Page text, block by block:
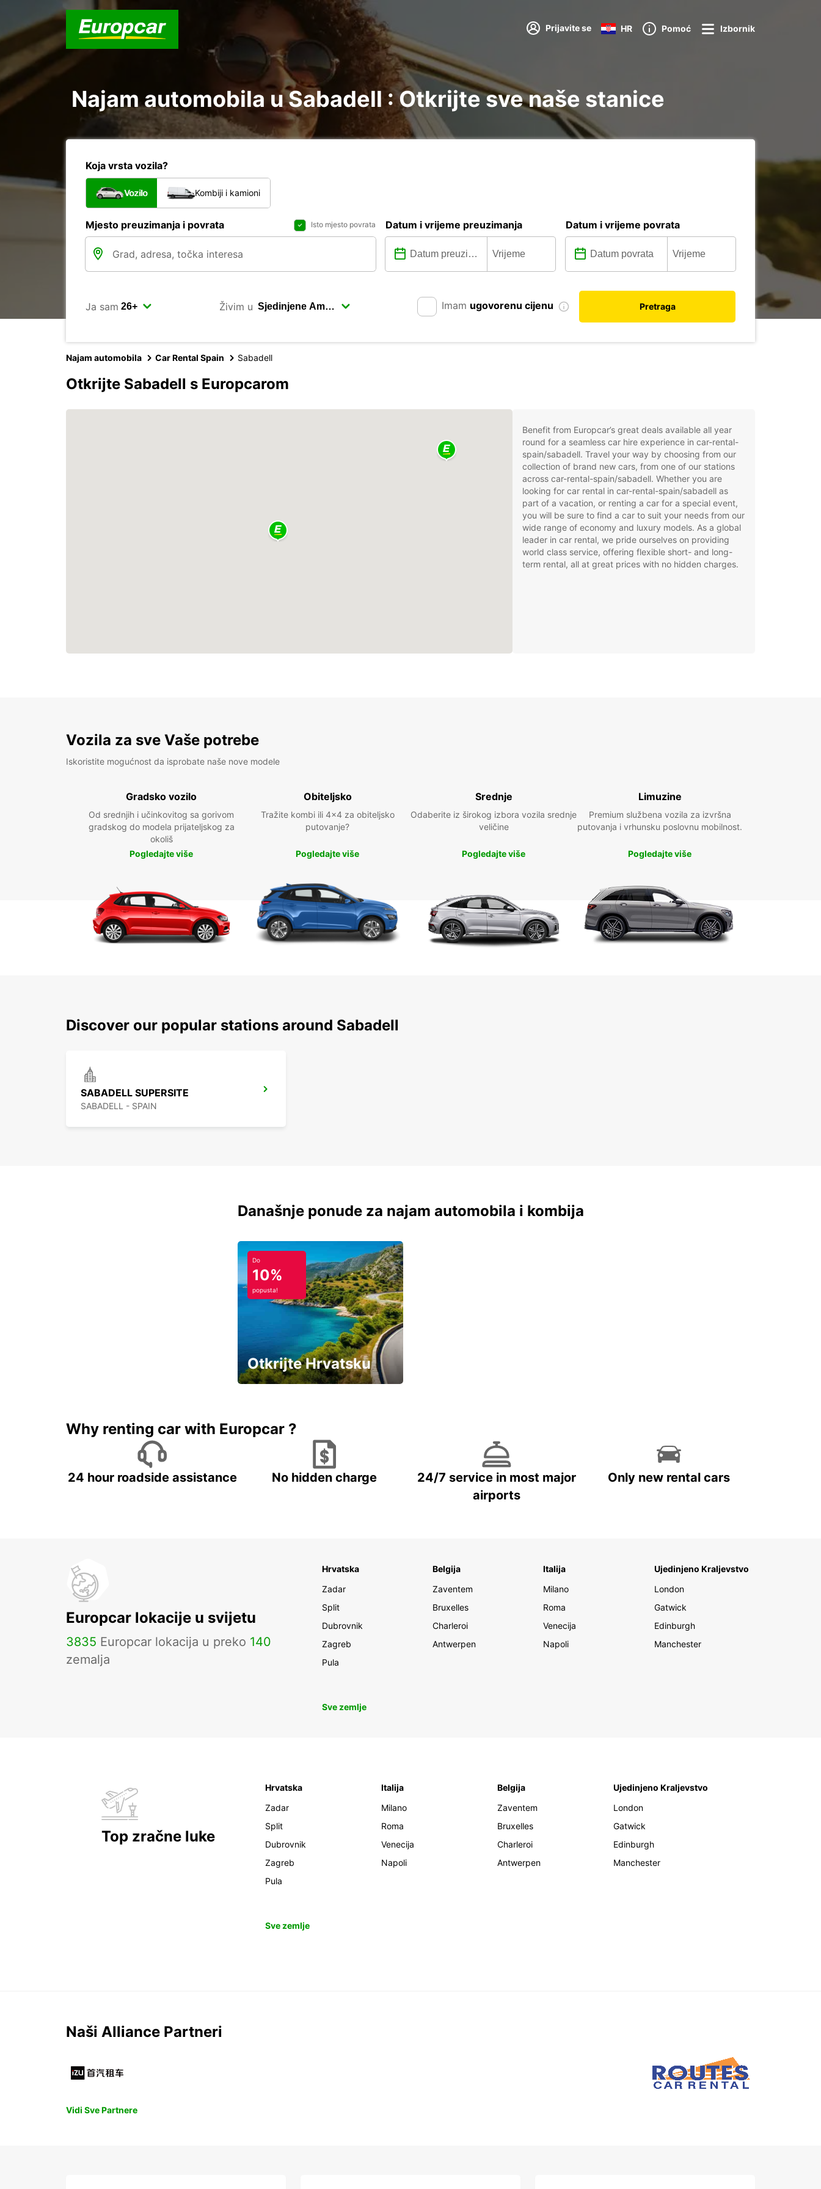
Prijavite se HR Pomoć Izbornik
Najam automobila u Sabadell : Otkrijte sve naše stanice
Koja vrsta vozila?
Vozilo Kombiji i kamioni
Mjesto preuzimanja i povrata Isto mjesto povrata Datum i vrijeme preuzimanja Datum i vrijeme povrata
Ja sam Živim u Imam ugovorenu cijenu Pretraga
Najam automobila Car Rental Spain Sabadell
Otkrijte Sabadell s Europcarom
Benefit from Europcar’s great deals available all year
round for a seamless car hire experience in car-rental-
spain/sabadell. Travel your way by choosing from our
collection of brand new cars, from one of our stations
across car-rental-spain/sabadell. Whether you are
looking for car rental in car-rental-spain/sabadell as
part of a vacation, or renting a car for a special event,
you will be sure to find a car to suit your needs from our
wide range of economy and luxury models. As a global
leader in car rental, we pride ourselves on providing
world class service, offering flexible short- and long-
term rental, all at great prices with no hidden charges.
Vozila za sve Vaše potrebe
Iskoristite mogućnost da isprobate naše nove modele
Gradsko vozilo
Od srednjih i učinkovitog sa gorivom
gradskog do modela prijateljskog za
okoliš
Pogledajte više
Obiteljsko
Tražite kombi ili 4x4 za obiteljsko
putovanje?
Pogledajte više
Srednje
Odaberite iz širokog izbora vozila srednje
veličine
Pogledajte više
Limuzine
Premium službena vozila za izvršna
putovanja i vrhunsku poslovnu mobilnost.
Pogledajte više
Discover our popular stations around Sabadell
SABADELL SUPERSITE
SABADELL - SPAIN
Današnje ponude za najam automobila i kombija
Do
10%
popusta!
Otkrijte Hrvatsku
Why renting car with Europcar ?
24 hour roadside assistance No hidden charge
24/7 service in most major
airports
Only new rental cars
Europcar lokacije u svijetu
3835 Europcar lokacija u preko 140
zemalja
Hrvatska
Zadar
Split
Dubrovnik
Zagreb
Pula
Belgija
Zaventem
Bruxelles
Charleroi
Antwerpen
Italija
Milano
Roma
Venecija
Napoli
Ujedinjeno Kraljevstvo
London
Gatwick
Edinburgh
Manchester
Sve zemlje
Top zračne luke
Hrvatska
Zadar
Split
Dubrovnik
Zagreb
Pula
Italija
Milano
Roma
Venecija
Napoli
Belgija
Zaventem
Bruxelles
Charleroi
Antwerpen
Ujedinjeno Kraljevstvo
London
Gatwick
Edinburgh
Manchester
Sve zemlje
Naši Alliance Partneri
Vidi Sve Partnere